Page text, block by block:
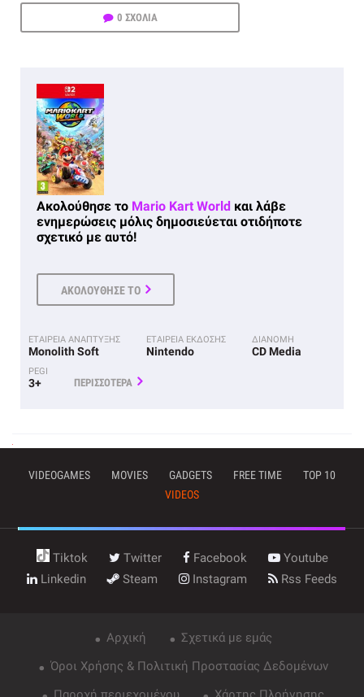
0 ΣΧΟΛΙΑ
Ακολούθησε το Mario Kart World και λάβε
ενημερώσεις μόλις δημοσιεύεται οτιδήποτε
σχετικό με αυτό!
ΑΚΟΛΟΥΘΗΣΕ ΤΟ
ΕΤΑΙΡΕΙΑ ΑΝΑΠΤΥΞΗΣ
Monolith Soft
ΕΤΑΙΡΕΙΑ ΕΚΔΟΣΗΣ
Nintendo
ΔΙΑΝΟΜΗ
CD Media
PEGI
3+ ΠΕΡΙΣΣΟΤΕΡΑ
VIDEOGAMES MOVIES GADGETS FREE TIME
TOP 10
VIDEOS
Tiktok Twitter Facebook
Youtube
Linkedin
Steam Instagram Rss Feeds
Αρχική
Σχετικά με εμάς
Όροι Χρήσης & Πολιτική Προστασίας Δεδομένων